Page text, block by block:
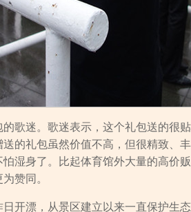
迷。歌迷表示，这个礼包送的很贴
的礼包虽然价值不高，但很精致、
湿身了。比起体育馆外大量的高价
赞同。
漂，从景区建立以来一直保护生